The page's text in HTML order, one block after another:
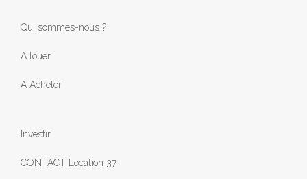
Qui sommes-nous ?
A louer
A Acheter
Investir
CONTACT Location 37